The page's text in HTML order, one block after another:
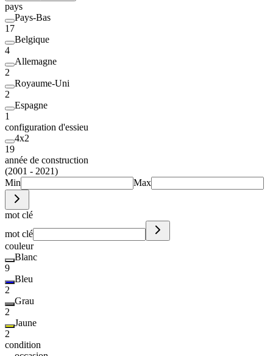
pays
Pays-Bas
17
Belgique
4
Allemagne
2
Royaume-Uni
2
Espagne
1
configuration d'essieu
4x2
19
année de construction
(2001 - 2021)
Min
Max
mot clé
mot clé
couleur
Blanc
9
Bleu
2
Grau
2
Jaune
2
condition